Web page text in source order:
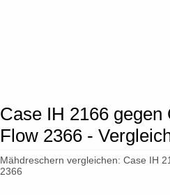
Case IH 2166 gegen
Flow 2366 -
Mähdreschern vergleichen: Case IH
2366